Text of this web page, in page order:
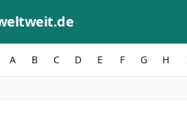
A B C D E F G H